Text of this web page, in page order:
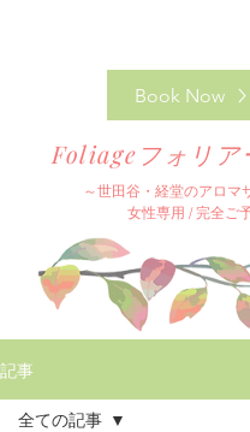
Book Now
Foliageフォリア
～​世田谷・経堂のアロマ
女性専用 / 完全ご
記事
全ての記事